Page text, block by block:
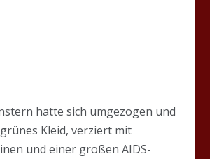
hatte sich umgezogen und
Kleid, verziert mit
und einer großen AIDS-